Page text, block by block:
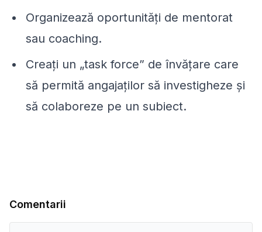
Organizează oportunități de mentorat
sau coaching.
Creați un „task force” de învățare care
să permită angajaților să investigheze și
să colaboreze pe un subiect.
Comentarii